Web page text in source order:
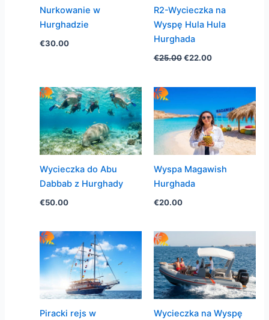
Nurkowanie w
Hurghadzie
€30.00
R2-Wycieczka na
Wyspę Hula Hula
Hurghada
€25.00Pierwotna
€25.00.
€22.00Aktualna
€22.00.
Wycieczka do Abu
Dabbab z Hurghady
€50.00
Wyspa Magawish
Hurghada
€20.00
Piracki rejs w
Wycieczka na Wyspę